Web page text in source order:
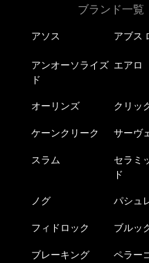
ブランド一覧
アソス アブス
アンオーソライズ
ド
エアロ
オーリンズ クリッ
ケーンクリーク サーヴ
スラム
セラミ
ド
ノグ パシュ
フィドロック ブルッ
ブレーキング ペラー